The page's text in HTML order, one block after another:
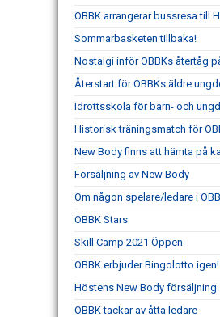
OBBK arrangerar bussresa till
Sommarbasketen tillbaka!
Nostalgi inför OBBKs återtåg
Återstart för OBBKs äldre
Idrottsskola för barn- och
Historisk träningsmatch för
New Body finns att hämta på
Försäljning av New Body
Om någon spelare/ledare i
OBBK Stars
Skill Camp 2021 Öppen
OBBK erbjuder Bingolotto igen!
Höstens New Body försäljning
OBBK tackar av åtta ledare